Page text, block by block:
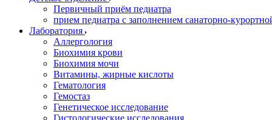
Первичный приём педиатра
прием педиатра с заполнением санаторно-
Лаборатория
Аллергология
Биохимия крови
Биохимия мочи
Витамины, жирные кислоты
Гематология
Гемостаз
Генетическое исследование
Гистологические исследования